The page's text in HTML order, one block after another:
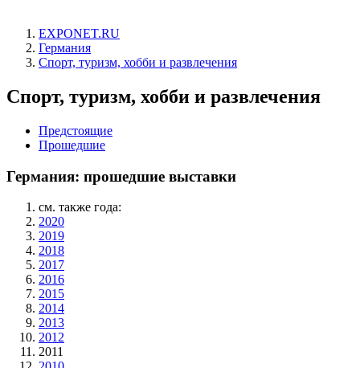
EXPONET.RU
Германия
Спорт, туризм, хобби и развлечения
Спорт, туризм, хобби и развлечения
Предстоящие
Прошедшие
Германия: прошедшие выставки
см. также года:
2020
2019
2018
2017
2016
2015
2014
2013
2012
2011